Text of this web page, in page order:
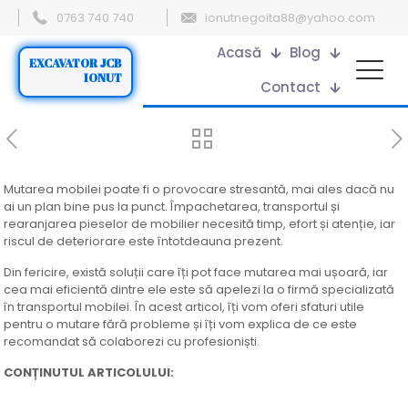
0763 740 740 ionutnegoita88@yahoo.com
EXCAVATOR JCB
IONUT
Acasă
Blog
Contact
Mutarea mobilei poate fi o provocare stresantă, mai ales dacă nu
ai un plan bine pus la punct. Împachetarea, transportul și
rearanjarea pieselor de mobilier necesită timp, efort și atenție, iar
riscul de deteriorare este întotdeauna prezent.
Din fericire, există soluții care îți pot face mutarea mai ușoară, iar
cea mai eficientă dintre ele este să apelezi la o firmă specializată
în transportul mobilei. În acest articol, îți vom oferi sfaturi utile
pentru o mutare fără probleme și îți vom explica de ce este
recomandat să colaborezi cu profesioniști.
CONȚINUTUL ARTICOLULUI: